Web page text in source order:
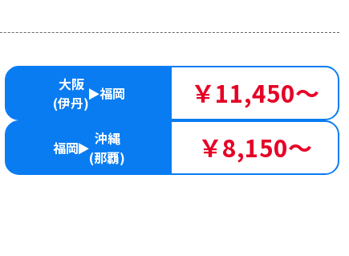
大阪
(伊丹) 福岡 ￥11,450～
福岡
沖縄
(那覇)
￥8,150～